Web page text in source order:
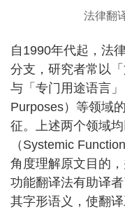
法律翻
自1990年代起，法
分支，研究者常以
与「专门用途语言
Purposes）等领域
征。上述两个领域
（Systemic
角度理解原文目的
功能翻译法有助译
其字形语义，使翻